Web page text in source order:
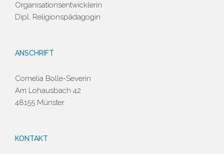
Organisationsentwicklerin
Dipl. Religionspädagogin
ANSCHRIFT
Cornelia Bolle-Severin
Am Lohausbach 42
48155 Münster
KONTAKT